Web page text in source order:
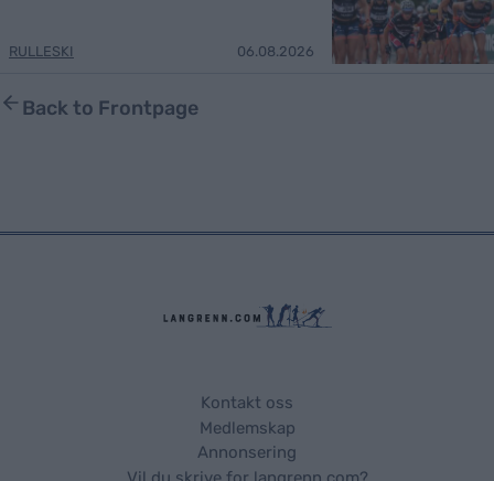
RULLESKI 06.08.2026
Back to Frontpage
Kontakt oss
Medlemskap
Annonsering